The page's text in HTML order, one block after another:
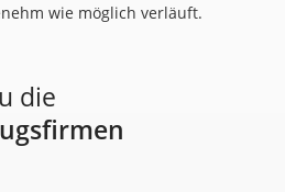
wie möglich verläuft.
die